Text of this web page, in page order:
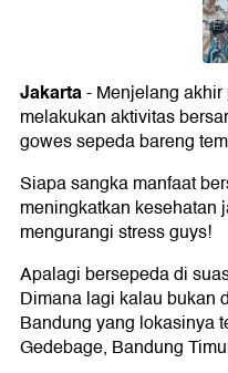
Jakarta- Menjelang
melakukan aktivitas
gowes sepeda bareng
Siapa sangka manfaat
meningkatkan kesehatan
mengurangi stress guys!
Apalagi bersepeda di
Dimana lagi kalau bukan
Bandung yang lokasinya
Gedebage, Bandung